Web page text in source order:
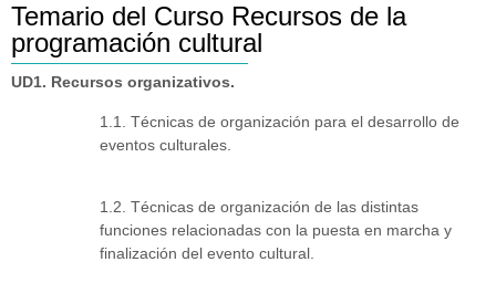
Temario del Curso Recursos de la
programación cultural
UD1. Recursos organizativos.
1.1. Técnicas de organización para el desarrollo de
eventos culturales.
1.2. Técnicas de organización de las distintas
funciones relacionadas con la puesta en marcha y
finalización del evento cultural.